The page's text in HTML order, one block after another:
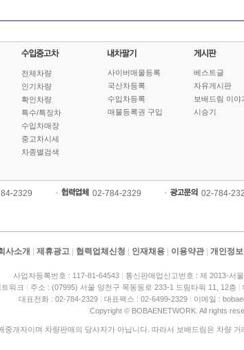
전체차량
인기차량
확인차량
특수/특장차
수입차매장
중고차시세
차종별검색
사이버매물등록
국산차등록
수입차등록
매물등록권 구입
베스트글
자유게시판
보배드림 이야
시승기
2329 02-784-2329 02-784-
사소개 제휴광고 협력업체신청 인재채용 이용약관 개인정
사업자등록번호 : 117-81-64543 | 통신판매업신고번호 : 제 2013-서
워크 | 주소 : (07995) 서울 양천구 목동동로 233-1 드림타워 11, 12층 |
대표전화 : 02-784-2329 | 대표팩스 : 02-6499-2329 | 이메일 :
Copyright © BOBAENETWORK. All rights
중개자이며 차량판매의 당사자가 아닙니다. 따라서 보배드림은 차량